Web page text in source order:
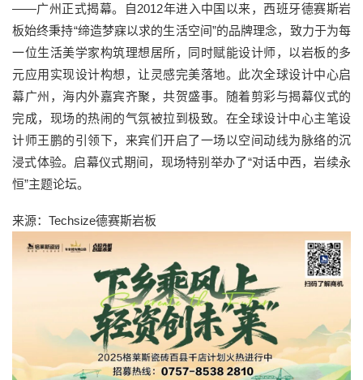
——广州正式揭幕。自2012年进入中国以来，西班牙德赛斯岩
板始终秉持“缔造梦寐以求的生活空间”的品牌理念，致力于为每
一位生活美学家构筑理想居所，同时赋能设计师，以岩板的多
元应用实现设计构想，让灵感完美落地。此次全球设计中心启
幕广州，海内外嘉宾齐聚，共贺盛事。随着剪彩与揭幕仪式的
完成，现场的热闹的气氛被拉到极致。在全球设计中心主笔设
计师王鹏的引领下，来宾们开启了一场以空间动线为脉络的沉
浸式体验。启幕仪式期间，现场特别举办了“对话中西，岩续永
恒”主题论坛。
来源：Techsize德赛斯岩板